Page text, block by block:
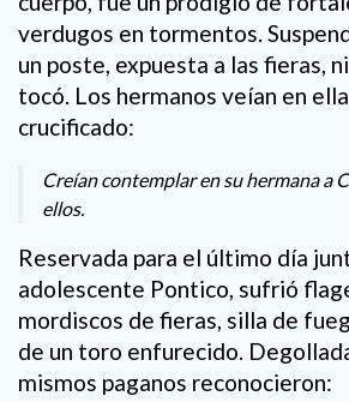
verdugos en tormentos.
un poste, expuesta a las fieras,
tocó. Los hermanos veían en
crucificado:
Creían contemplar en su hermana a
ellos.
Reservada para el último día
adolescente Pontico, sufrió
mordiscos de fieras, silla de
de un toro enfurecido.
mismos paganos reconocieron: